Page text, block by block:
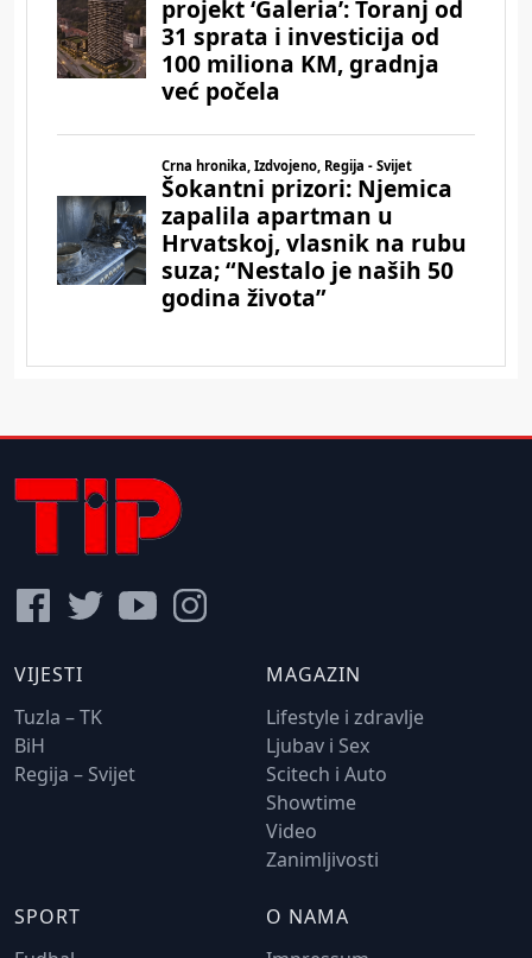
VIJESTI
Tuzla – TK
BiH
Regija – Svijet
MAGAZIN
Lifestyle i zdravlje
Ljubav i Sex
Scitech i Auto
Showtime
Video
Zanimljivosti
SPORT
O NAMA